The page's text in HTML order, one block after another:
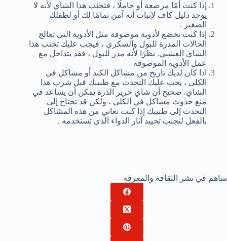
إذا كنت أمًا مرضعة أو حاملًا ، فتجنب هذا الشاي لأنه لا
يوجد دليل كاف لإثبات أنه آمن تمامًا لك أو لطفلك
الصغير .
إذا كنت تخضع لأدوية موصوفة مثل الأدوية التي تعالج
الحالات المدرة للبول والسكري ، فيجب عليك تجنب هذا
الشاي العشبي. نظرًا لأنه مدر للبول ، فقد يتداخل مع
عمل الأدوية الموصوفة
اذا كان لديك تاريخ من مشاكل الكبد أو مشاكل في
الكلى ، يجب عليك التحدث مع طبيبك قبل شرب هذا
الشاي. صحيح أن شاي حرير الذرة يمكن أن يساعد في
منع حدوث مشاكل في الكلى ، ولكن قد تحتاج إلى
التحدث إلى طبيبك إذا كنت تعاني من هذه المشاكل
بالفعل لتجنب تحييد آثار الدواء الذي تستخدمه .
ساهم في نشر الثقافة والمعرفة